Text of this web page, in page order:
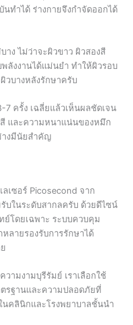
าง ไม่ว่าจะผิวขาว ผิวสองสี
ลังงานได้แม่นยำ ทำให้ผิวรอบ
7 ครั้ง เฉลี่ยแล้วเห็นผลชัดเจน
และความหนาแน่นของหมึก
บในระดับสากลครับ ด้วยดีไซน์
โดยเฉพาะ ระบบควบคุม
ลายรองรับการรักษาได้
ามงามบุรีรัมย์ เราเลือกใช้
รฐานและความปลอดภัยที่